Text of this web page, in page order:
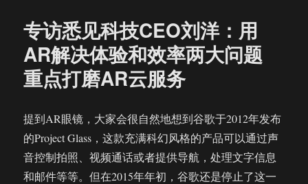
专访悉见科技CEO刘洋：用
AR解决体验和效率两大问题
重点打磨AR云服务
提到AR眼镜，大家会很自然地想到谷歌于2012年发布
的Project Glass，这款充满科幻风格的产品可以通过声
音控制拍照、视频通话或者提供导航，处理文字信息
和邮件等等。但在2015年年初，谷歌还是停止了这一